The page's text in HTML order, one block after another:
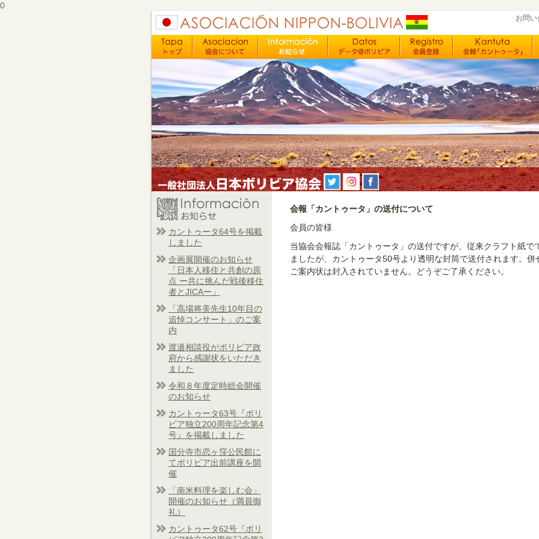
0
お問い
カントゥータ64号を掲載
しました
企画展開催のお知らせ
「日本人移住と共創の原
点 ー共に挑んだ戦後移住
者とJICAー」
「高場将美先生10年目の
追悼コンサート」のご案
内
渡邉相談役がボリビア政
府から感謝状をいただき
ました
令和８年度定時総会開催
のお知らせ
カントゥータ63号『ボリ
ビア独立200周年記念第4
号』を掲載しました
国分寺市恋ヶ窪公民館に
てボリビア出前講座を開
催
「南米料理を楽しむ会」
開催のお知らせ（満員御
礼）
カントゥータ62号『ボリ
会報「カントゥータ」の送付について
会員の皆様
当協会会報誌「カントゥータ」の送付ですが、従来クラフト紙で
ましたが、カントゥータ50号より透明な封筒で送付されます。
ご案内状は封入されていません。どうぞご了承ください。